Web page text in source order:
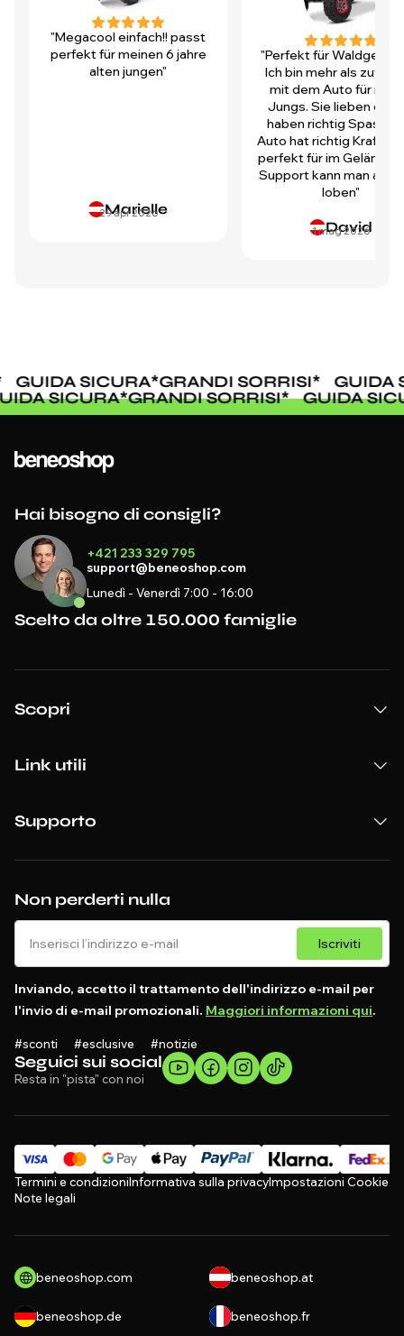
"Megacool einfach!! passt
perfekt für meinen 6 jahre
alten jungen"
Marielle
29 apr 2026
"Perfekt für
Ich bin mehr als
mit dem Auto für
Jungs. Sie lieben es
haben richtig Spass!
Auto hat richtig Kraft
perfekt für im Gelände.
Support kann man auch
loben"
David
1 mag 2026
GUIDA SICURA*GRANDI SORRISI*
GUIDA
SICURA*GRANDI SORRISI* GUIDA
Seguici sui social
Resta in "pista" con noi
Non perderti nulla
Iscriviti
Inviando, accetto il trattamento dell'indirizzo e-mail per
l'invio di e-mail promozionali. Maggiori informazioni qui.
#sconti #esclusive #notizie
Hai bisogno di consigli?
+421 233 329 795
support@beneoshop.com
Lunedì - Venerdì 7:00 - 16:00
Scelto da oltre 150.000 famiglie
Scopri
Link utili
Supporto
Termini e condizioniInformativa sulla privacyImpostazioni Cookie
Note legali
beneoshop.com beneoshop.at
beneoshop.de beneoshop.fr